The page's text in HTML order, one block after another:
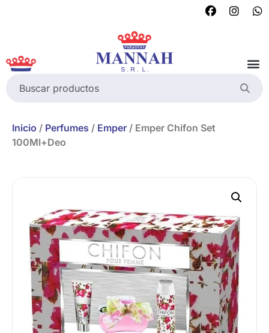
Inicio / Perfumes / Emper / Emper Chifon Set
100Ml+Deo